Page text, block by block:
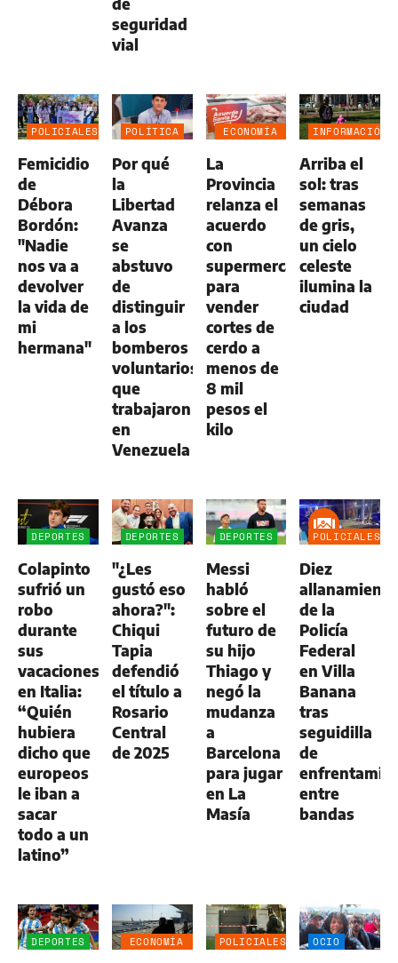
seguridad
vial
POLICIALES
Femicidio
de
Débora
Bordón:
"Nadie
nos va a
devolver
la vida de
mi
hermana"
POLÍTICA
Por qué
la
Libertad
Avanza
se
abstuvo
de
distinguir
a los
bomberos
voluntarios
que
trabajaron
en
Venezuela
ECONOMÍA
La
Provincia
relanza el
acuerdo
con
supermercados
para
vender
cortes de
cerdo a
menos de
8 mil
pesos el
kilo
INFORMACIÓN
Arriba el
sol: tras
semanas
de gris,
un cielo
celeste
ilumina la
ciudad
DEPORTES
Colapinto
sufrió un
robo
durante
sus
vacaciones
en Italia:
“Quién
hubiera
dicho que
europeos
le iban a
sacar
todo a un
latino”
DEPORTES
"¿Les
gustó eso
ahora?":
Chiqui
Tapia
defendió
el título a
Rosario
Central
de 2025
DEPORTES
Messi
habló
sobre el
futuro de
su hijo
Thiago y
negó la
mudanza
a
Barcelona
para jugar
en La
Masía
POLICIALES
Diez
de la
Policía
Federal
en Villa
Banana
tras
seguidilla
de
entre
bandas
DEPORTES
ECONOMÍA
POLICIALES OCIO